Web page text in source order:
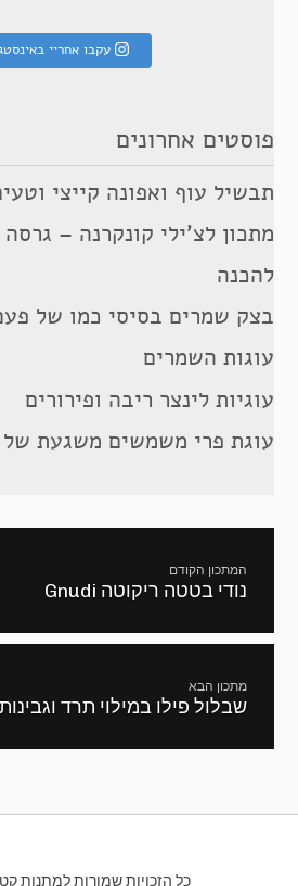
עקבו אחריי
פוסטים אחרונים
תבשיל עוף ואפונה קייצי
מתכון לצ’ילי קונקרנה –
להכנה
בצק שמרים בסיסי כמו של
עוגות השמרים
עוגיות לינצר ריבה ופירורים
עוגת פרי משמשים משגעת של
המתכון הקודם
מתכון
נודי בטטה ריקוטה Gnudi
מתכון הבא
המתכון
שבלול פילו במילוי תרד וגבינות
כל הזכויות שמורות למתנות